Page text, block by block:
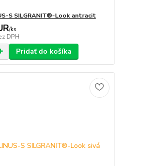
S SILGRANIT®-Look antracit
/ks
DPH
Pridať do košíka